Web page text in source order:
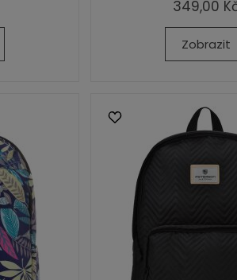
349,00
Zobrazit